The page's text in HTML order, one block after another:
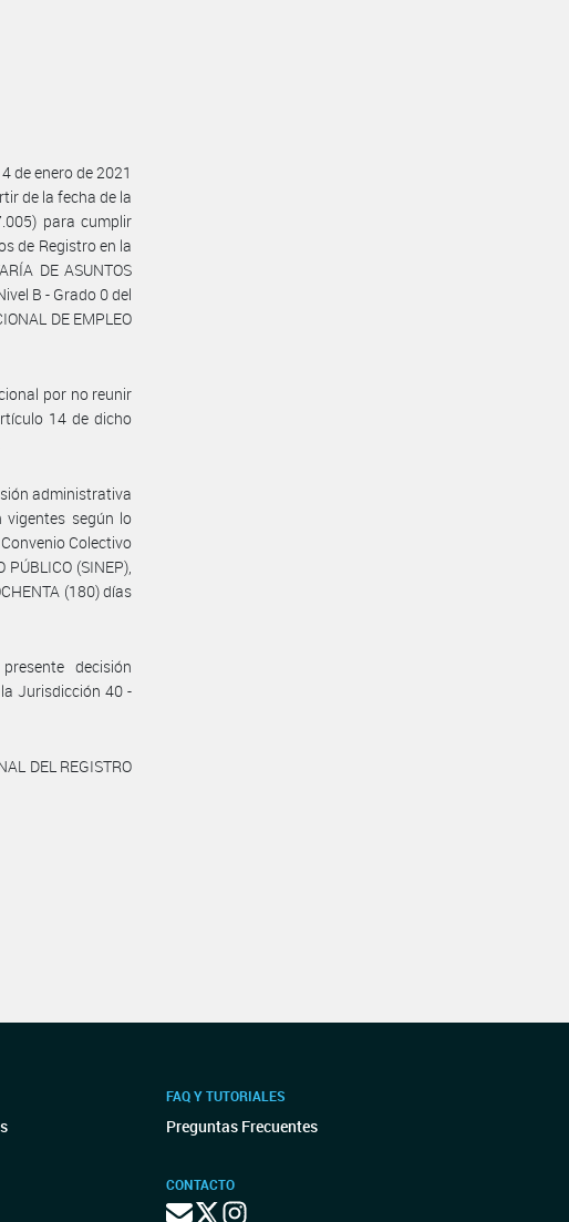
de enero de 2021
de la fecha de la
para cumplir
de Registro en la
DE ASUNTOS
B - Grado 0 del
DE EMPLEO
por no reunir
14 de dicho
administrativa
vigentes según lo
Colectivo
(SINEP),
(180) días
decisión
Jurisdicción 40 -
DEL REGISTRO
FAQ Y TUTORIALES
Preguntas Frecuentes
CONTACTO